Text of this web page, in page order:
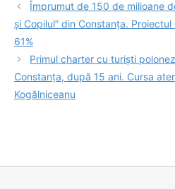
Împrumut de 150 de milioane
și Copilul” din Constanța.
61%
Primul charter cu turiști
Constanța, după 15 ani. Cursa
Kogălniceanu